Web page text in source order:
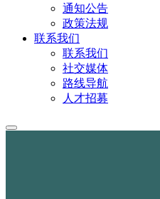
通知公告
政策法规
联系我们
联系我们
社交媒体
路线导航
人才招募